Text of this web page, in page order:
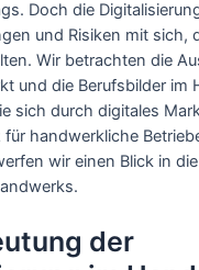
Doch die
und Risiken mit sich,
Wir betrachten die
und die Berufsbilder im
sich durch digitales
für handwerkliche
wir einen Blick in
der